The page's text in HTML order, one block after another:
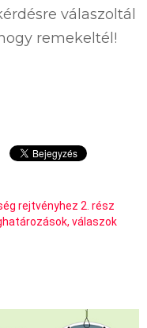
válaszoltál
remekeltél!
rejtvényhez 2. rész
válaszok